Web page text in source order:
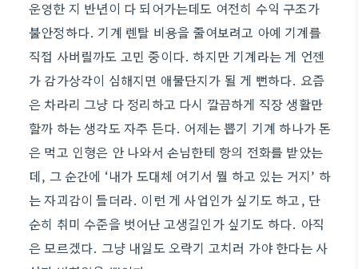
운영한 지 반년이 다 되어가는데도 여전히 수익 구조가
불안정하다. 기계 렌탈 비용을 줄여보려고 아예 기계를
직접 사버릴까도 고민 중이다. 하지만 기계라는 게 언젠
가 감가상각이 심해지면 애물단지가 될 게 뻔하다. 요즘
은 차라리 그냥 다 정리하고 다시 깔끔하게 직장 생활만
할까 하는 생각도 자주 든다. 어제는 뽑기 기계 하나가 돈
은 먹고 인형은 안 나와서 손님한테 항의 전화를 받았는
데, 그 순간에 ‘내가 도대체 여기서 뭘 하고 있는 거지’ 하
는 자괴감이 들더라. 이런 게 사업인가 싶기도 하고, 단
순히 취미 수준을 벗어난 고생길인가 싶기도 하다. 아직
은 모르겠다. 그냥 내일도 오락기 고치러 가야 한다는 사